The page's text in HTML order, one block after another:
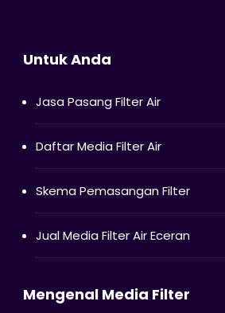
Untuk Anda
Jasa Pasang Filter Air
Daftar Media Filter Air
Skema Pemasangan Filter
Jual Media Filter Air Eceran
Mengenal Media Filter